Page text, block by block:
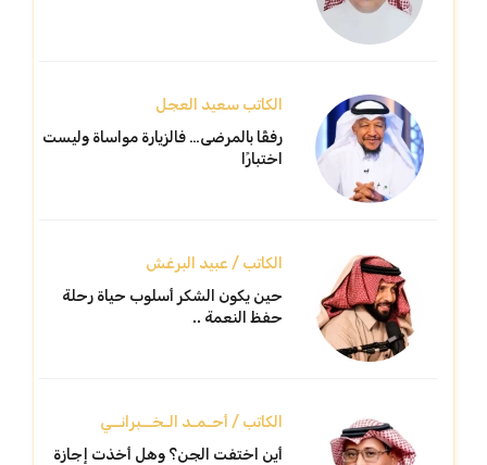
الكاتب سعيد العجل
رفقًا بالمرضى… فالزيارة مواساة وليست
اختبارًا
الكاتب / عبيد البرغش
حين يكون الشكر أسلوب حياة رحلة
حفظ النعمة ..
الكاتب / أحـمـد الـخــبرانــي
أين اختفت الجن؟ وهل أخذت إجازة